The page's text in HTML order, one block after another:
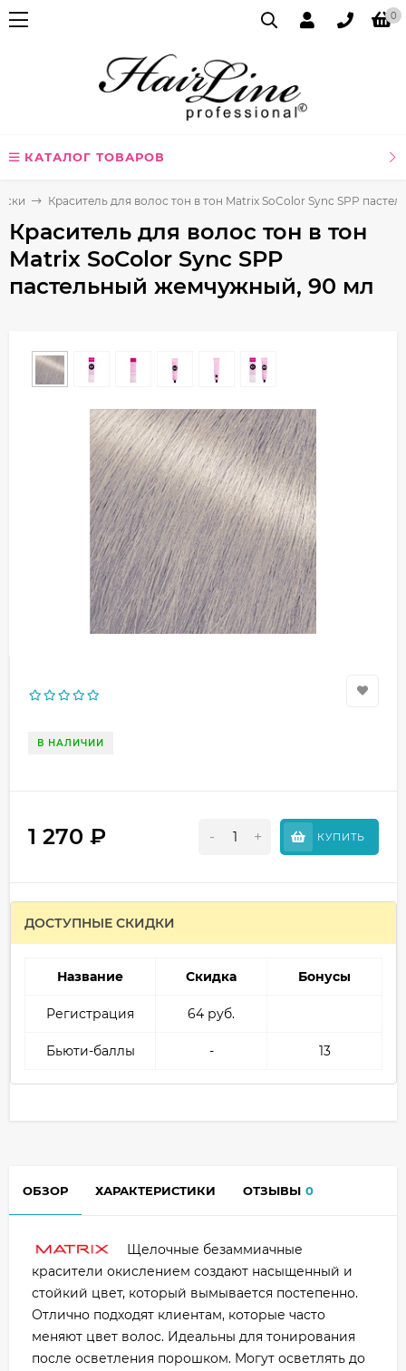
0
КАТАЛОГ ТОВАРОВ
Краситель для волос тон в тон Matrix SoColor Sync SPP
Краситель для волос тон в тон
Matrix SoColor Sync SPP
пастельный жемчужный, 90 мл
В НАЛИЧИИ
1 270 ₽ - + КУПИТЬ
ДОСТУПНЫЕ СКИДКИ
Название Скидка Бонусы
Регистрация 64 руб.
Бьюти-баллы - 13
ОБЗОР ХАРАКТЕРИСТИКИ ОТЗЫВЫ 0
Щелочные безаммиачные
красители окислением создают насыщенный и
стойкий цвет, который вымывается постепенно.
Отлично подходят клиентам, которые часто
меняют цвет волос. Идеальны для тонирования
после осветления порошком. Могут осветлять до